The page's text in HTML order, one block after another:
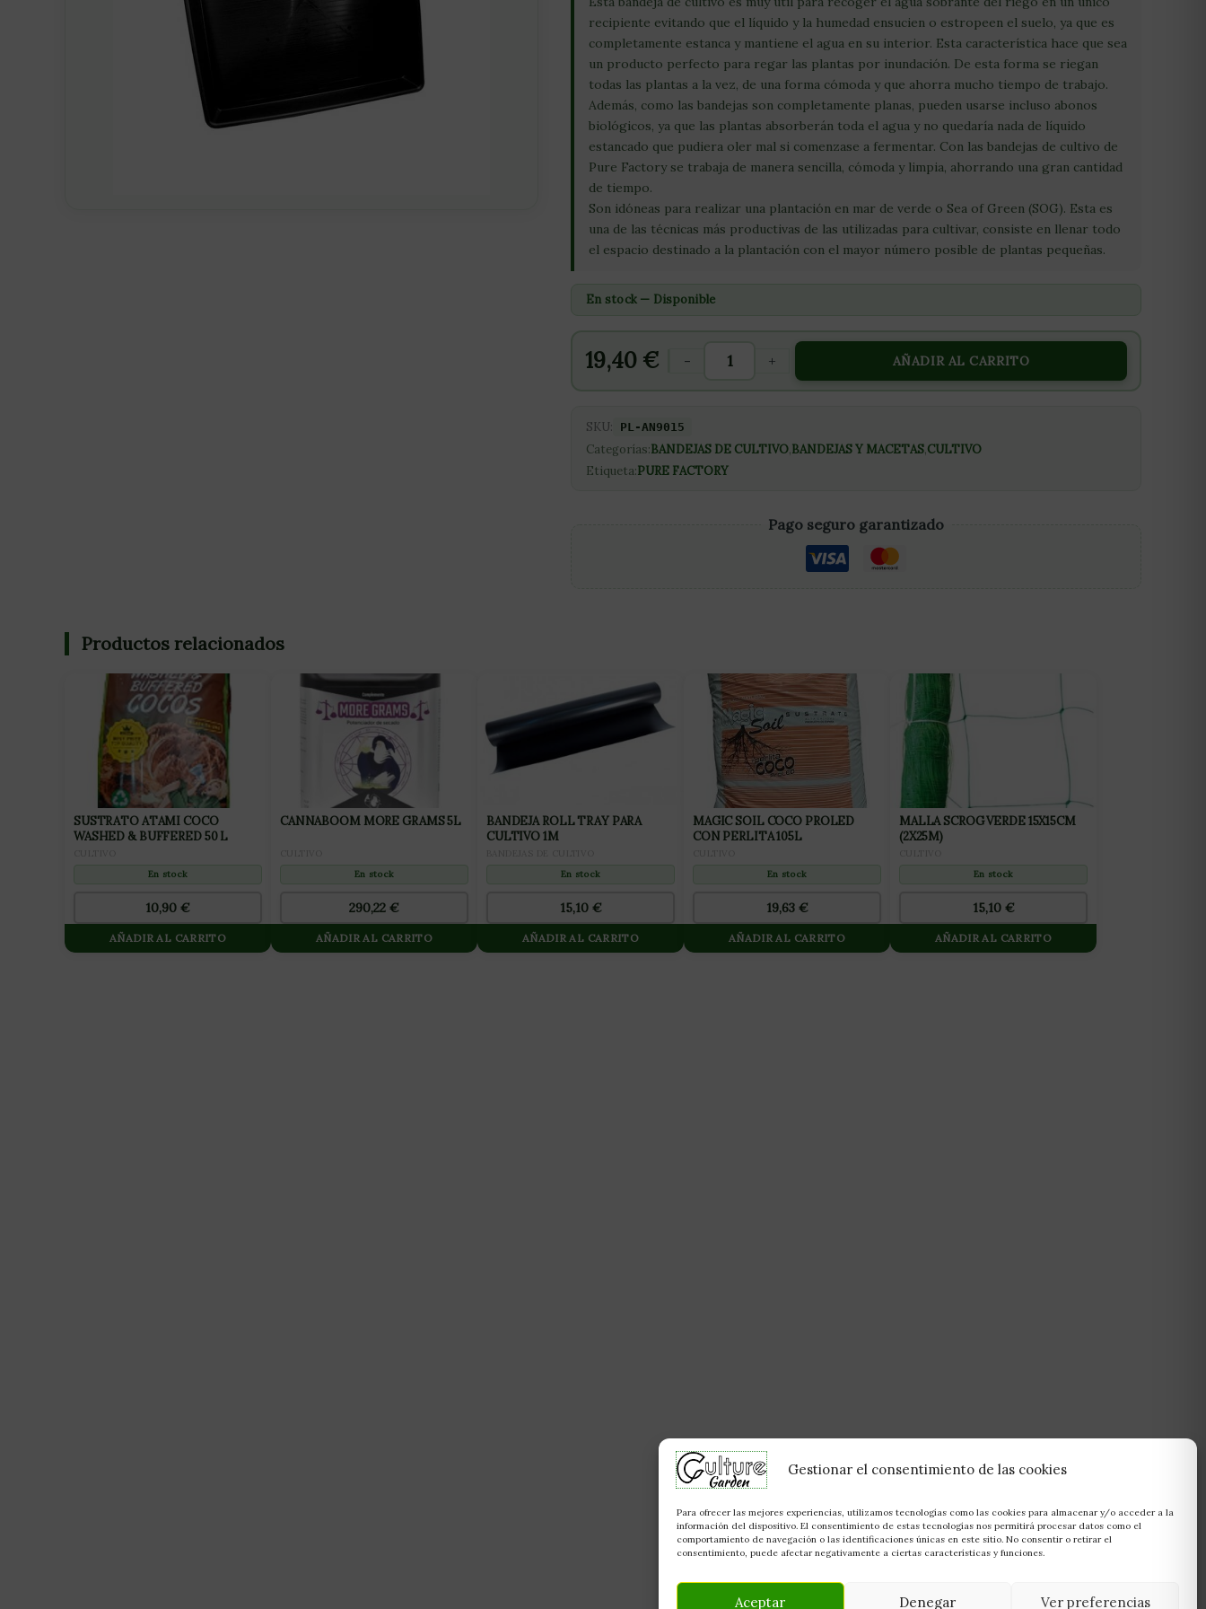
Gestionar el consentimiento de las cookies
Para ofrecer las mejores experiencias, utilizamos tecnologías como las cookies para almacenar y/o acceder a la
información del dispositivo. El consentimiento de estas tecnologías nos permitirá procesar datos como el
comportamiento de navegación o las identificaciones únicas en este sitio. No consentir o retirar el
consentimiento, puede afectar negativamente a ciertas características y funciones.
Aceptar Denegar Ver preferencias
recipiente evitando que el líquido y la humedad ensucien o estropeen el suelo, ya que es
completamente estanca y mantiene el agua en su interior. Esta característica hace que sea
un producto perfecto para regar las plantas por inundación. De esta forma se riegan
todas las plantas a la vez, de una forma cómoda y que ahorra mucho tiempo de trabajo.
Además, como las bandejas son completamente planas, pueden usarse incluso abonos
biológicos, ya que las plantas absorberán toda el agua y no quedaría nada de líquido
estancado que pudiera oler mal si comenzase a fermentar. Con las bandejas de cultivo de
Pure Factory se trabaja de manera sencilla, cómoda y limpia, ahorrando una gran cantidad
de tiempo.
Son idóneas para realizar una plantación en mar de verde o Sea of Green (SOG). Esta es
una de las técnicas más productivas de las utilizadas para cultivar, consiste en llenar todo
el espacio destinado a la plantación con el mayor número posible de plantas pequeñas.
En stock — Disponible
19,40 € - + AÑADIR AL CARRITO
SKU: PL-AN9015
Categorías:BANDEJAS DE CULTIVO,BANDEJAS Y MACETAS,CULTIVO
Etiqueta:PURE FACTORY
Pago seguro garantizado
Productos relacionados
SUSTRATO ATAMI COCO
WASHED & BUFFERED 50 L
En stock
10,90 €
AÑADIR AL CARRITO
CANNABOOM MORE GRAMS 5L
En stock
290,22 €
AÑADIR AL CARRITO
BANDEJA ROLL TRAY PARA
CULTIVO 1M
En stock
15,10 €
AÑADIR AL CARRITO
MAGIC SOIL COCO PROLED
CON PERLITA 105L
En stock
19,63 €
AÑADIR AL CARRITO
MALLA SCROG VERDE 15X15CM
(2X25M)
En stock
15,10 €
AÑADIR AL CARRITO